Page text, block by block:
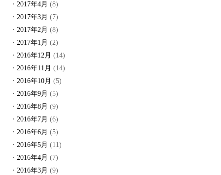
2017年4月 (8)
2017年3月 (7)
2017年2月 (8)
2017年1月 (2)
2016年12月 (14)
2016年11月 (14)
2016年10月 (5)
2016年9月 (5)
2016年8月 (9)
2016年7月 (6)
2016年6月 (5)
2016年5月 (11)
2016年4月 (7)
2016年3月 (9)